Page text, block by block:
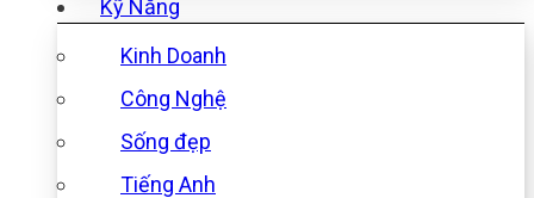
Kỹ Năng
Kinh Doanh
Công Nghệ
Sống đẹp
Tiếng Anh